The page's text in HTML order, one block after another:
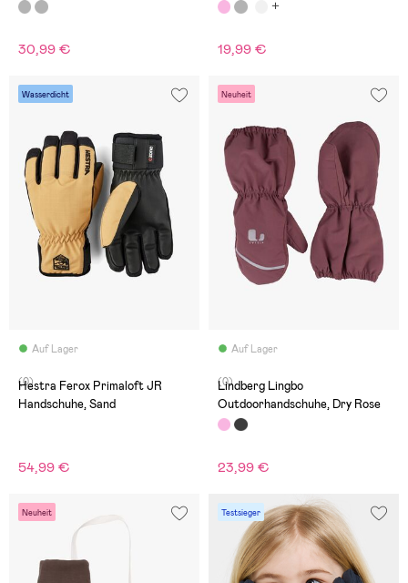
30,99 € 19,99 €
Wasserdicht
Auf Lager
(0)
Hestra Ferox Primaloft JR
Handschuhe, Sand
54,99 €
Neuheit
Auf Lager
(0)
Lindberg Lingbo
Outdoorhandschuhe, Dry Rose
23,99 €
Neuheit Testsieger